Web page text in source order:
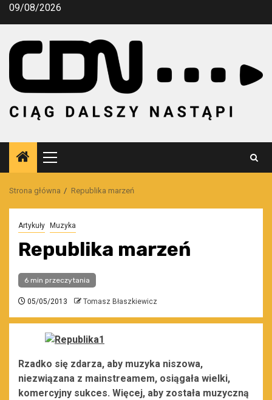
Przejdź
09/08/2026
Menu
główne
Strona główna Republika marzeń
Artykuły Muzyka
Republika marzeń
6 min przeczytania
05/05/2013 Tomasz Błaszkiewicz
Rzadko się zdarza, aby muzyka niszowa,
niezwiązana z mainstreamem, osiągała wielki,
komercyjny sukces. Więcej, aby została muzyczną